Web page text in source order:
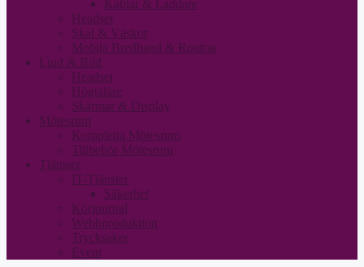
Kablar & Laddare
Headset
Skal & Väskor
Mobila Bredband & Routrar
Ljud & Bild
Headset
Högtalare
Skärmar & Display
Mötesrum
Kompletta Mötesrum
Tillbehör Mötesrum
Tjänster
IT-Tjänster
Säkerhet
Körjournal
Webbproduktion
Trycksaker
Event